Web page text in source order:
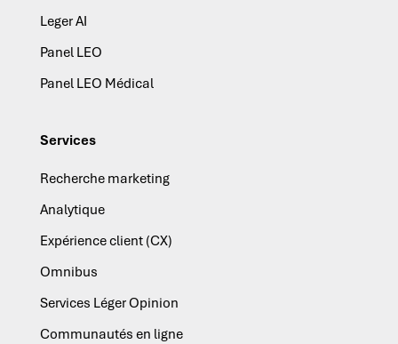
Leger AI
Panel LEO
Panel LEO Médical
Services
Recherche marketing
Analytique
Expérience client (CX)
Omnibus
Services Léger Opinion
Communautés en ligne